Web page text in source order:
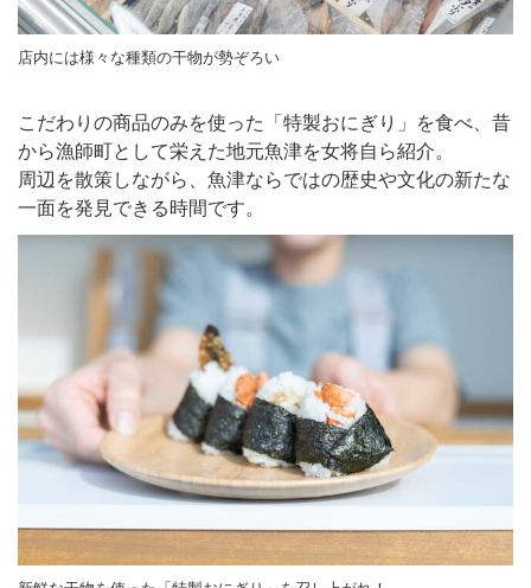
店内には様々な種類の干物が勢ぞろい
こだわりの商品のみを使った「特製おにぎり」を食べ、昔
から漁師町として栄えた地元魚津を女将自ら紹介。
周辺を散策しながら、魚津ならではの歴史や文化の新たな
一面を発見できる時間です。